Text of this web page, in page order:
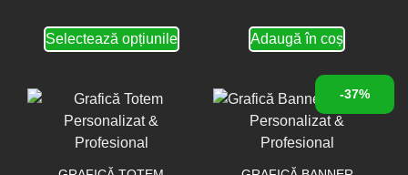
Selectează opțiunile Adaugă în coș
-37%